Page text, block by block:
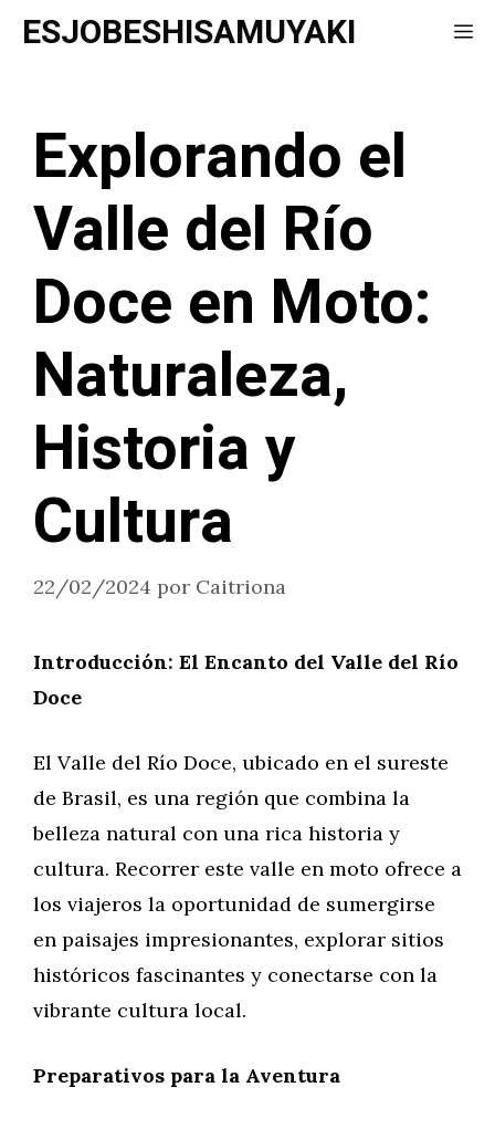
Saltar
ESJOBESHISAMUYAKI
Explorando el
Valle del Río
Doce en Moto:
Naturaleza,
Historia y
Cultura
22/02/2024 por Caitriona
Introducción: El Encanto del Valle del Río
Doce
El Valle del Río Doce, ubicado en el sureste
de Brasil, es una región que combina la
belleza natural con una rica historia y
cultura. Recorrer este valle en moto ofrece a
los viajeros la oportunidad de sumergirse
en paisajes impresionantes, explorar sitios
históricos fascinantes y conectarse con la
vibrante cultura local.
Preparativos para la Aventura